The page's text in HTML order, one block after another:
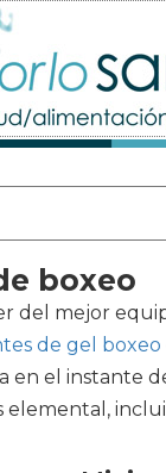
boxeo
del mejor
de gel boxeo
en el instante
elemental,